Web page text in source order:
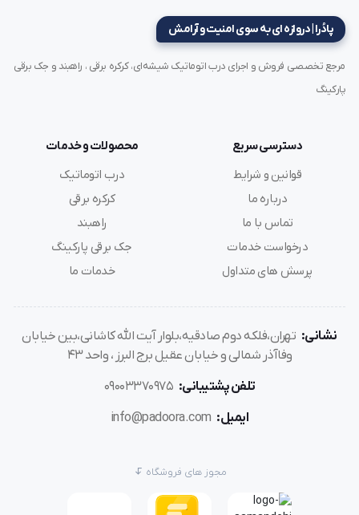
پادُرا | دروازه ای به سوی امنیت و آرامش
مرجع تخصصی فروش و اجرای درب اتوماتیک شیشه‌ای، کرکره برقی ، راهبند و جک برقی
پارکینگ
دسترسی سریع
قوانین و شرایط
درباره ما
تماس با ما
درخواست خدمات
پرسش های متداول
محصولات و خدمات
درب اتوماتیک
کرکره برقی
راهبند
جک برقی پارکینگ
خدمات ما
نشانی: تهران،فلکه دوم صادقیه،بلوار آیت الله کاشانی،بین خیابان
وفاآذر شمالی و خیابان عقیل برج البرز ، واحد 43
تلفن پشتیبانی: 09003370975
ایمیل: info@padoora.com
مجوز های فروشگاه